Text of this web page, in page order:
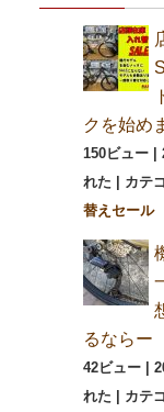
クを始め
150ビュー|
れた
カテ
替えセール
るならー
42ビュー|
れた
カテ